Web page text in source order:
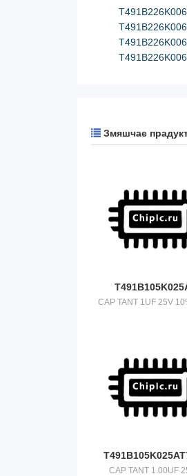
Змяшчае
CAP TANT 1UF 25V
CAP TANT 1.00UF